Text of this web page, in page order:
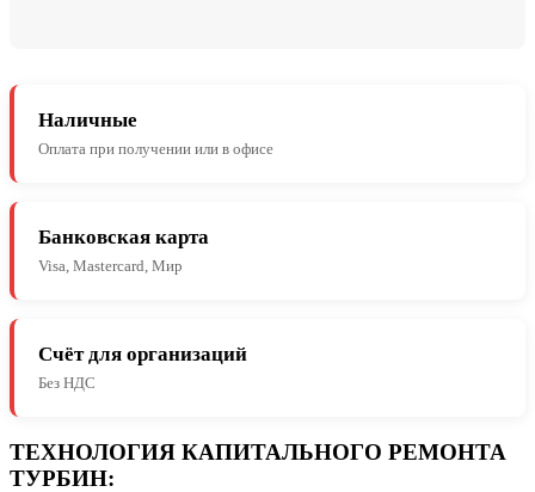
Наличные
Оплата при получении или в офисе
Банковская карта
Visa, Mastercard, Мир
Счёт для организаций
Без НДС
ТЕХНОЛОГИЯ КАПИТАЛЬНОГО РЕМОНТА
ТУРБИН: